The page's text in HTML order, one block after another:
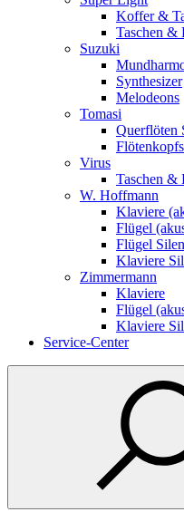
Koffer &
Taschen &
Suzuki
Synthesizer
Melodeons
Tomasi
Querflöten
Virus
Taschen &
W. Hoffmann
Klaviere
Flügel
Flügel
Klaviere
Zimmermann
Klaviere
Flügel
Klaviere
Service-Center